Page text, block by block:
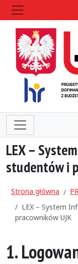
LEX –
studentów i
Strona główna
LEX – System
pracowników UJK
1.